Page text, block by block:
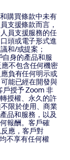
購買條款中未有
支援條款而言，
員支援服務的任
頭或電子形式進
和/或提案；
自身的產品和服
不包含任何機密
負有任何明示或
能已經在開發與
戶授予 Zoom 非
授權、永久的許
限於使用、商業
品和服務，以及
報酬。客戶確
應，客戶對
不享有任何權